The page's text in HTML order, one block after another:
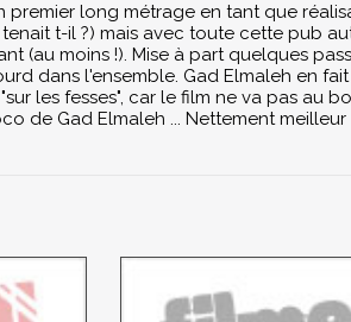
premier long métrage en tant que
t-il ?) mais avec toute cette pub
(au moins !). Mise à part quelques
dans l'ensemble. Gad Elmaleh en
les fesses", car le film ne va pas au
de Gad Elmaleh ... Nettement